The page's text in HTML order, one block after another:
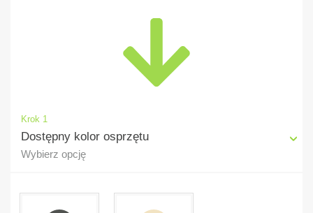
Krok 1
Dostępny kolor osprzętu
Wybierz opcję